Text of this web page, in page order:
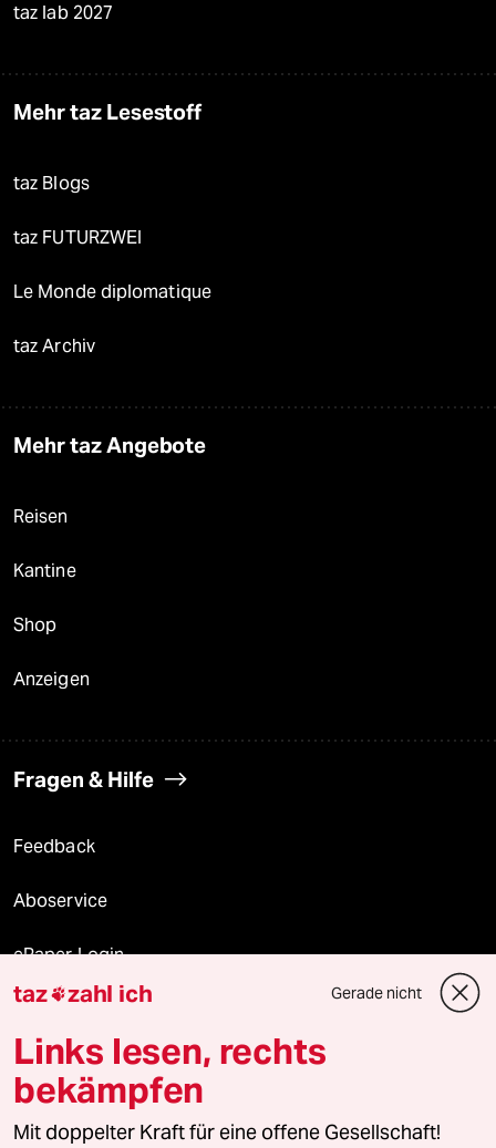
taz lab 2027
Mehr taz Lesestoff
taz Blogs
taz FUTURZWEI
Le Monde diplomatique
taz Archiv
Mehr taz Angebote
Reisen
Kantine
Shop
Anzeigen
Fragen & Hilfe
Feedback
Aboservice
ePaper Login
Downloads für Abonnierende
© 2026 taz Verlags und Vertriebs GmbH
Alle Rechte vorbehalten. Bei rechtlichen Fragen oder für Genehmigungen
taz zahl ich Gerade nicht
Links lesen, rechts
bekämpfen
Mit doppelter Kraft für eine offene Gesellschaft!